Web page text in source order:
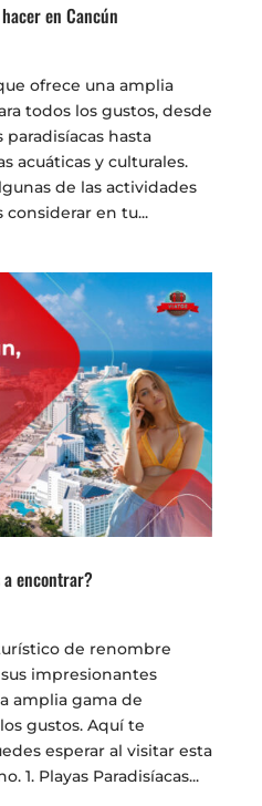
en Cancún
ofrece una amplia
todos los gustos, desde
paradisíacas hasta
acuáticas y culturales.
de las actividades
en tu...
a encontrar?
de renombre
impresionantes
amplia gama de
gustos. Aquí te
esperar al visitar esta
1. Playas Paradisíacas...